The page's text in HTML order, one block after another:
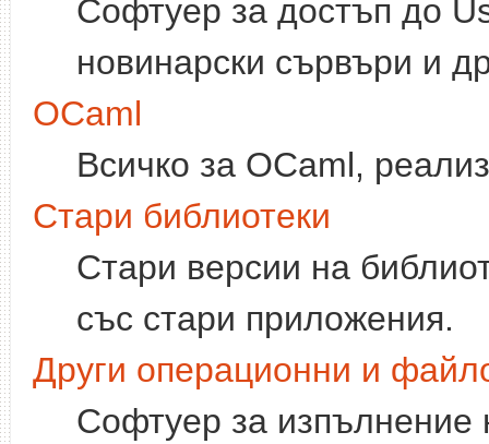
Софтуер за достъп до
новинарски сървъри и
OCaml
Всичко за OCaml,
Стари библиотеки
Стари версии на
със стари приложения.
Други операционни и
Софтуер за изпълнение